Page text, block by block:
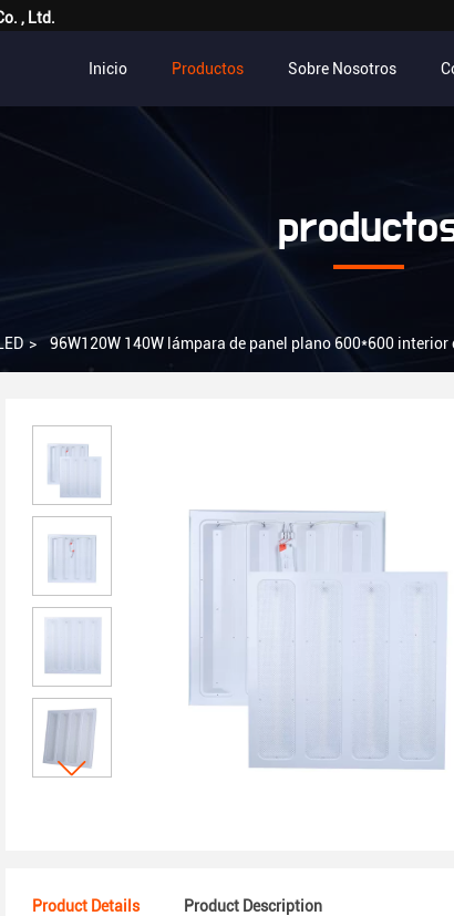
, Ltd.
Inicio Productos Sobre Nosotros
> 96W120W 140W lámpara de panel plano 600*600
Product Details Product Description